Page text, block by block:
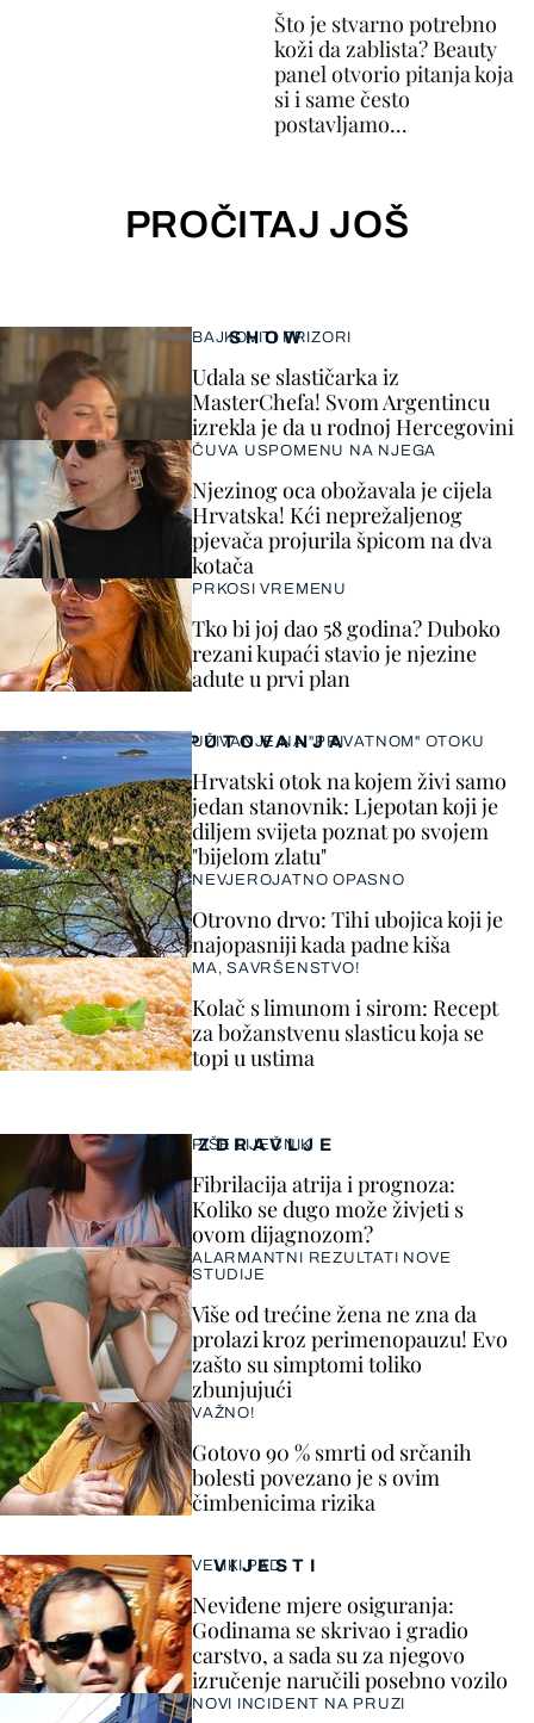
Što je stvarno potrebno
koži da zablista? Beauty
panel otvorio pitanja koja
si i same često
postavljamo...
PROČITAJ JOŠ
VIJESTI
VELIKI PAD
Neviđene mjere osiguranja:
Godinama se skrivao i gradio
carstvo, a sada su za njegovo
izručenje naručili posebno vozilo
NOVI INCIDENT NA PRUZI
SHOW
BAJKOVITI PRIZORI
Udala se slastičarka iz
MasterChefa! Svom Argentincu
izrekla je da u rodnoj Hercegovini
ČUVA USPOMENU NA NJEGA
Njezinog oca obožavala je cijela
Hrvatska! Kći neprežaljenog
pjevača projurila špicom na dva
kotača
PRKOSI VREMENU
Tko bi joj dao 58 godina? Duboko
rezani kupaći stavio je njezine
adute u prvi plan
ZDRAVLJE
PIŠE LIJEČNIK
Fibrilacija atrija i prognoza:
Koliko se dugo može živjeti s
ovom dijagnozom?
ALARMANTNI REZULTATI NOVE
STUDIJE
Više od trećine žena ne zna da
prolazi kroz perimenopauzu! Evo
zašto su simptomi toliko
zbunjujući
VAŽNO!
Gotovo 90 % smrti od srčanih
bolesti povezano je s ovim
čimbenicima rizika
PUTOVANJA
UŽIVANJE NA "PRIVATNOM" OTOKU
Hrvatski otok na kojem živi samo
jedan stanovnik: Ljepotan koji je
diljem svijeta poznat po svojem
"bijelom zlatu"
NEVJEROJATNO OPASNO
Otrovno drvo: Tihi ubojica koji je
najopasniji kada padne kiša
MA, SAVRŠENSTVO!
Kolač s limunom i sirom: Recept
za božanstvenu slasticu koja se
topi u ustima